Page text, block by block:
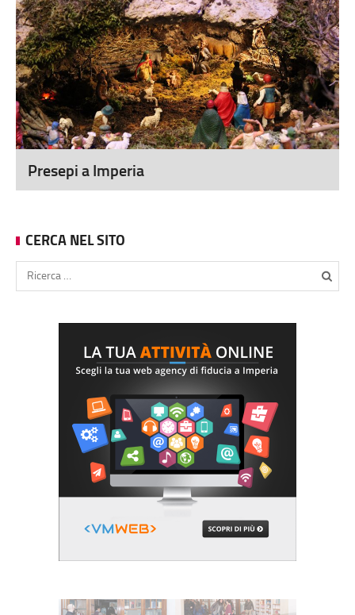
Presepi a Imperia
CERCA NEL SITO